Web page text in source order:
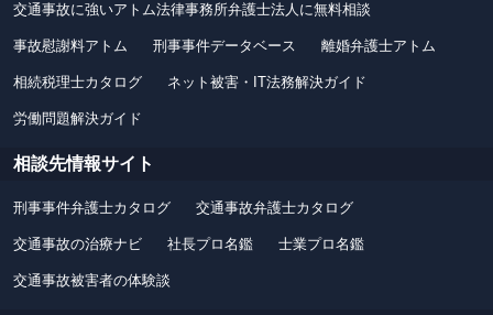
交通事故に強いアトム法律事務所弁護士法人に無料相談
事故慰謝料アトム 刑事事件データベース 離婚弁護士アトム
相続税理士カタログ ネット被害・IT法務解決ガイド
労働問題解決ガイド
相談先情報サイト
刑事事件弁護士カタログ 交通事故弁護士カタログ
交通事故の治療ナビ 社長プロ名鑑 士業プロ名鑑
交通事故被害者の体験談